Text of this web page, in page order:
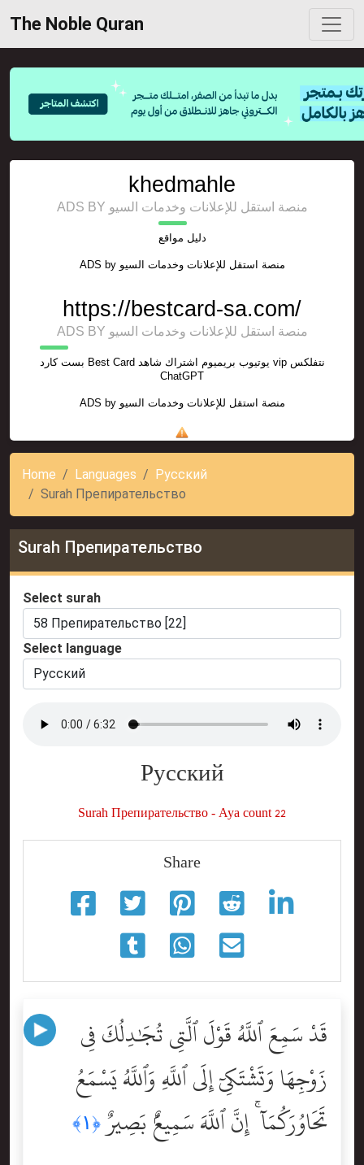
The Noble Quran
khedmahle
ADS BY منصة استقل للإعلانات وخدمات السيو
دليل مواقع
ADS by منصة استقل للإعلانات وخدمات السيو
https://bestcard-sa.com/
ADS BY منصة استقل للإعلانات وخدمات السيو
بست كارد Best Card يوتيوب بريميوم اشتراك شاهد vip نتفلكس
ChatGPT
ADS by منصة استقل للإعلانات وخدمات السيو
Home Languages
Русский
Surah Препирательство
Surah Препирательство
Select surah
Select language
Русский
Surah Препирательство - Aya count 22
Share
قَدْ سَمِعَ ٱللَّهُ قَوْلَ ٱلَّتِى تُجَٰدِلُكَ فِى
زَوْجِهَا وَتَشْتَكِىٓ إِلَى ٱللَّهِ وَٱللَّهُ يَسْمَعُ
تَحَاوُرَكُمَآ ۚ إِنَّ ٱللَّهَ سَمِيعٌۢ بَصِيرٌ﴿١﴾